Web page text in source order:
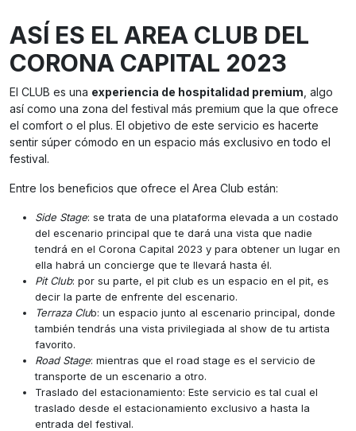
ASÍ ES EL AREA CLUB DEL
CORONA CAPITAL 2023
El CLUB es una experiencia de hospitalidad premium , algo
así como una zona del festival más premium que la que ofrece
el comfort o el plus. El objetivo de este servicio es hacerte
sentir súper cómodo en un espacio más exclusivo en todo el
festival.
Entre los beneficios que ofrece el Area Club están:
Side Stage: se trata de una plataforma elevada a un costado
del escenario principal que te dará una vista que nadie
tendrá en el Corona Capital 2023 y para obtener un lugar en
ella habrá un concierge que te llevará hasta él.
Pit Club: por su parte, el pit club es un espacio en el pit, es
decir la parte de enfrente del escenario.
Terraza Club: un espacio junto al escenario principal, donde
también tendrás una vista privilegiada al show de tu artista
favorito.
Road Stage: mientras que el road stage es el servicio de
transporte de un escenario a otro.
Traslado del estacionamiento: Este servicio es tal cual el
traslado desde el estacionamiento exclusivo a hasta la
entrada del festival.